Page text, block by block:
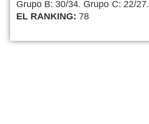
Grupo B: 30/34. Grupo C: 22/27.
EL RANKING: 78